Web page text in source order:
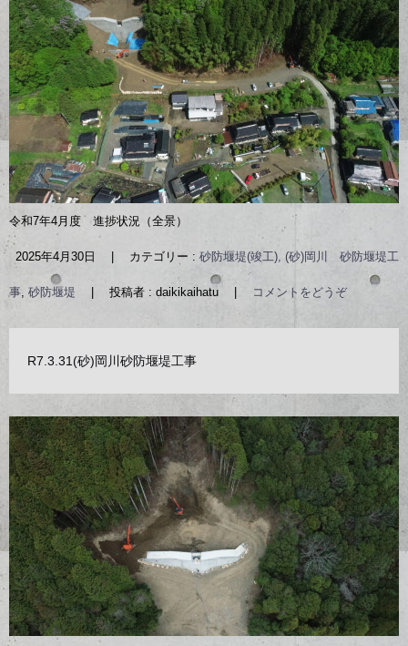
令和7年4月度 進捗状況（全景）
2025年4月30日 カテゴリー : 砂防堰堤(竣工), (砂)岡川 砂防堰堤工
事, 砂防堰堤 投稿者 : daikikaihatu コメントをどうぞ
R7.3.31(砂)岡川砂防堰堤工事